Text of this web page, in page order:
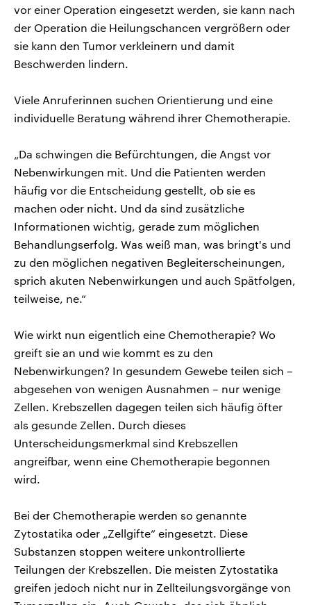
vor einer Operation eingesetzt werden, sie kann nach
der Operation die Heilungschancen vergrößern oder
sie kann den Tumor verkleinern und damit
Beschwerden lindern.
Viele Anruferinnen suchen Orientierung und eine
individuelle Beratung während ihrer Chemotherapie.
„Da schwingen die Befürchtungen, die Angst vor
Nebenwirkungen mit. Und die Patienten werden
häufig vor die Entscheidung gestellt, ob sie es
machen oder nicht. Und da sind zusätzliche
Informationen wichtig, gerade zum möglichen
Behandlungserfolg. Was weiß man, was bringt's und
zu den möglichen negativen Begleiterscheinungen,
sprich akuten Nebenwirkungen und auch Spätfolgen,
teilweise, ne.“
Wie wirkt nun eigentlich eine Chemotherapie? Wo
greift sie an und wie kommt es zu den
Nebenwirkungen? In gesundem Gewebe teilen sich –
abgesehen von wenigen Ausnahmen – nur wenige
Zellen. Krebszellen dagegen teilen sich häufig öfter
als gesunde Zellen. Durch dieses
Unterscheidungsmerkmal sind Krebszellen
angreifbar, wenn eine Chemotherapie begonnen
wird.
Bei der Chemotherapie werden so genannte
Zytostatika oder „Zellgifte“ eingesetzt. Diese
Substanzen stoppen weitere unkontrollierte
Teilungen der Krebszellen. Die meisten Zytostatika
greifen jedoch nicht nur in Zellteilungsvorgänge von